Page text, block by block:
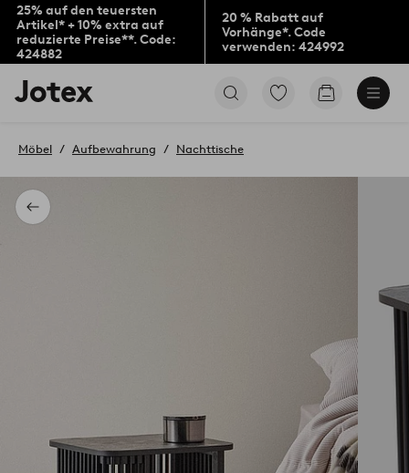
25% auf den teuersten
Artikel* + 10% extra auf
reduzierte Preise**. Code:
424882
20 % Rabatt auf
Vorhänge*. Code
verwenden: 424992
Jotex-
Logo
Startseite
Zu
Produkten
Zum
Zurück
Möbel Aufbewahrung Nachttische